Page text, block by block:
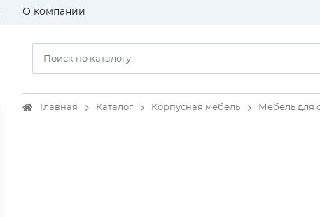
О компании
Главная Каталог Корпусная мебель Мебель для